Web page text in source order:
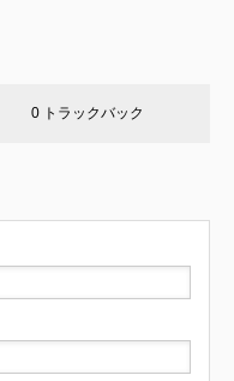
0 トラックバック